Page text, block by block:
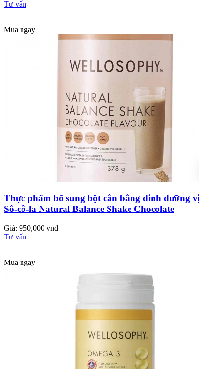
Tư vấn
Mua ngay
Thực phẩm bổ sung bột cân bằng dinh dưỡng vị
Sô-cô-la Natural Balance Shake Chocolate
Giá: 950,000 vnđ
Tư vấn
Mua ngay